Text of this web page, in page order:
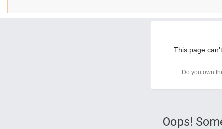
Oops!
This page
Do you own